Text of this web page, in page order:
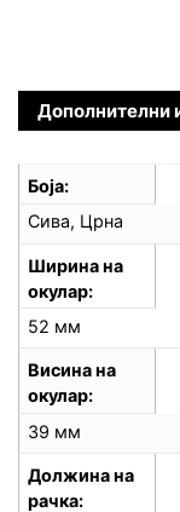
Дополнителни
Боја
Сива, Црна
Ширина на
окулар
52 мм
Висина на
окулар
39 мм
Должина на
рачка